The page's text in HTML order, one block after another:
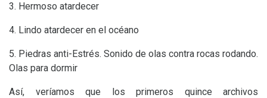
3. Hermoso atardecer
4. Lindo atardecer en el océano
5. Piedras anti-Estrés. Sonido de olas contra rocas rodando.
Olas para dormir
Así, veríamos que los primeros quince archivos